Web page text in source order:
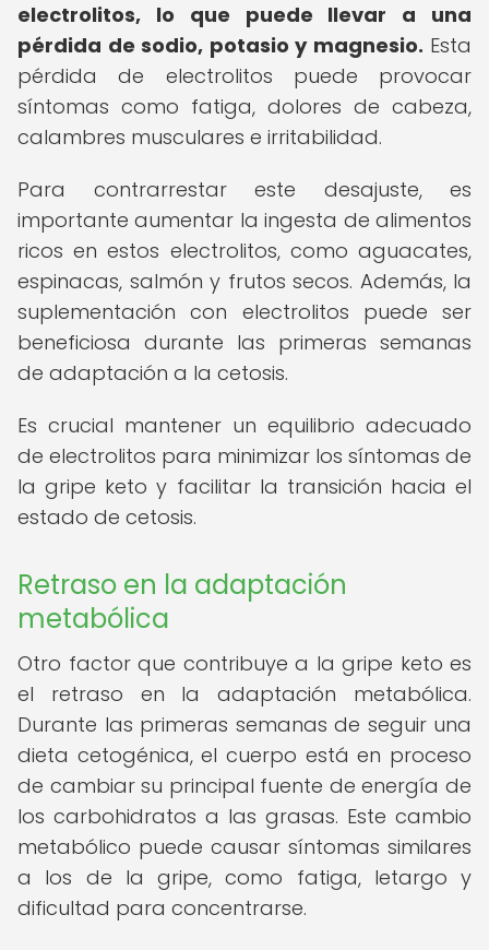
electrolitos, lo que puede llevar a una
pérdida de sodio, potasio y magnesio. Esta
pérdida de electrolitos puede provocar
síntomas como fatiga, dolores de cabeza,
calambres musculares e irritabilidad.
Para contrarrestar este desajuste, es
importante aumentar la ingesta de alimentos
ricos en estos electrolitos, como aguacates,
espinacas, salmón y frutos secos. Además, la
suplementación con electrolitos puede ser
beneficiosa durante las primeras semanas
de adaptación a la cetosis.
Es crucial mantener un equilibrio adecuado
de electrolitos para minimizar los síntomas de
la gripe keto y facilitar la transición hacia el
estado de cetosis.
Retraso en la adaptación
metabólica
Otro factor que contribuye a la gripe keto es
el retraso en la adaptación metabólica.
Durante las primeras semanas de seguir una
dieta cetogénica, el cuerpo está en proceso
de cambiar su principal fuente de energía de
los carbohidratos a las grasas. Este cambio
metabólico puede causar síntomas similares
a los de la gripe, como fatiga, letargo y
dificultad para concentrarse.